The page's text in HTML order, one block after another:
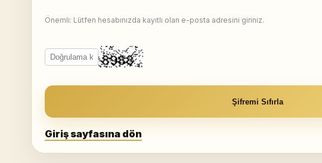
Önemli: Lütfen hesabınızda kayıtlı olan e-posta adresini giriniz.
Şifremi Sıfırla
Giriş sayfasına dön